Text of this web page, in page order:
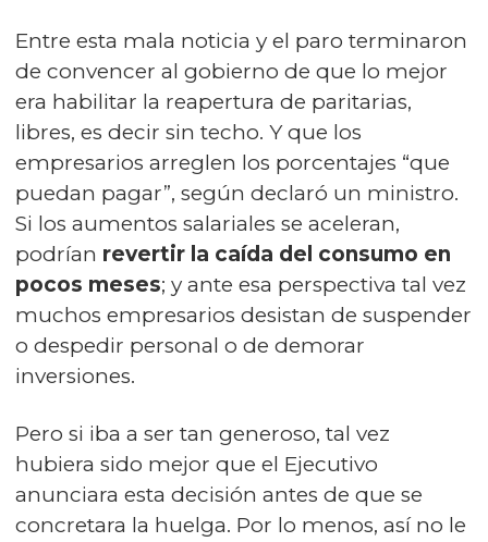
Entre esta mala noticia y el paro terminaron
de convencer al gobierno de que lo mejor
era habilitar la reapertura de paritarias,
libres, es decir sin techo. Y que los
empresarios arreglen los porcentajes “que
puedan pagar”, según declaró un ministro.
Si los aumentos salariales se aceleran,
podrían revertir la caída del consumo en
pocos meses; y ante esa perspectiva tal vez
muchos empresarios desistan de suspender
o despedir personal o de demorar
inversiones.
Pero si iba a ser tan generoso, tal vez
hubiera sido mejor que el Ejecutivo
anunciara esta decisión antes de que se
concretara la huelga. Por lo menos, así no le